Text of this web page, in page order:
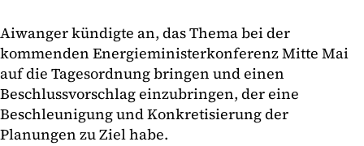
Aiwanger kündigte an, das Thema bei der
kommenden Energieministerkonferenz Mitte Mai
auf die Tagesordnung bringen und einen
Beschlussvorschlag einzubringen, der eine
Beschleunigung und Konkretisierung der
Planungen zu Ziel habe.